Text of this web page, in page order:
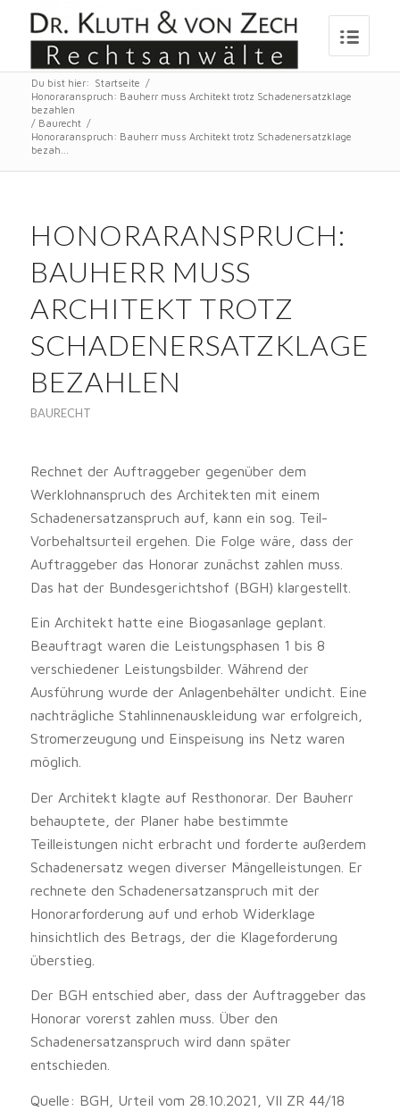
Du bist hier: Startseite
/
Honoraranspruch: Bauherr muss Architekt trotz Schadenersatzklage
bezahlen
/ Baurecht /
Honoraranspruch: Bauherr muss Architekt trotz Schadenersatzklage
bezah...
HONORARANSPRUCH:
BAUHERR MUSS
ARCHITEKT TROTZ
SCHADENERSATZKLAGE
BEZAHLEN
BAURECHT
Rechnet der Auftraggeber gegenüber dem
Werklohnanspruch des Architekten mit einem
Schadenersatzanspruch auf, kann ein sog. Teil-
Vorbehaltsurteil ergehen. Die Folge wäre, dass der
Auftraggeber das Honorar zunächst zahlen muss.
Das hat der Bundesgerichtshof (BGH) klargestellt.
Ein Architekt hatte eine Biogasanlage geplant.
Beauftragt waren die Leistungsphasen 1 bis 8
verschiedener Leistungsbilder. Während der
Ausführung wurde der Anlagenbehälter undicht. Eine
nachträgliche Stahlinnenauskleidung war erfolgreich,
Stromerzeugung und Einspeisung ins Netz waren
möglich.
Der Architekt klagte auf Resthonorar. Der Bauherr
behauptete, der Planer habe bestimmte
Teilleistungen nicht erbracht und forderte außerdem
Schadenersatz wegen diverser Mängelleistungen. Er
rechnete den Schadenersatzanspruch mit der
Honorarforderung auf und erhob Widerklage
hinsichtlich des Betrags, der die Klageforderung
überstieg.
Der BGH entschied aber, dass der Auftraggeber das
Honorar vorerst zahlen muss. Über den
Schadenersatzanspruch wird dann später
entschieden.
Quelle: BGH, Urteil vom 28.10.2021, VII ZR 44/18